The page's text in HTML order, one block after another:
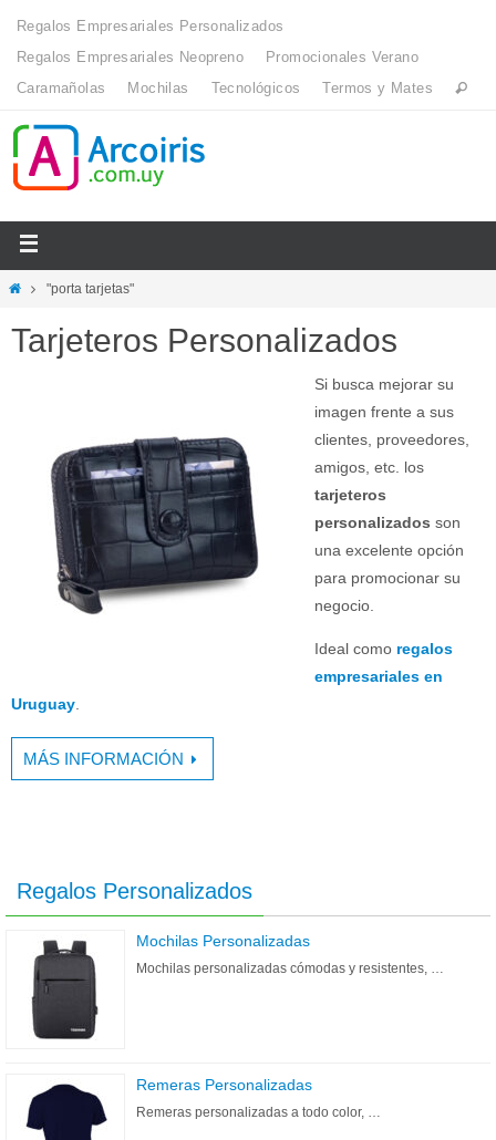
Regalos Empresariales Personalizados
Regalos Empresariales Neopreno
Promocionales Verano
Caramañolas
Mochilas Tecnológicos Termos y Mates
"porta tarjetas"
Tarjeteros Personalizados
Si busca mejorar su
imagen frente a sus
clientes, proveedores,
amigos, etc. los
tarjeteros
personalizados son
una excelente opción
para promocionar su
negocio.
Ideal como regalos
empresariales en
Uruguay
MÁS INFORMACIÓN
Regalos Personalizados
Mochilas Personalizadas
Mochilas personalizadas cómodas y resistentes, …
Remeras Personalizadas
Remeras personalizadas a todo color, …